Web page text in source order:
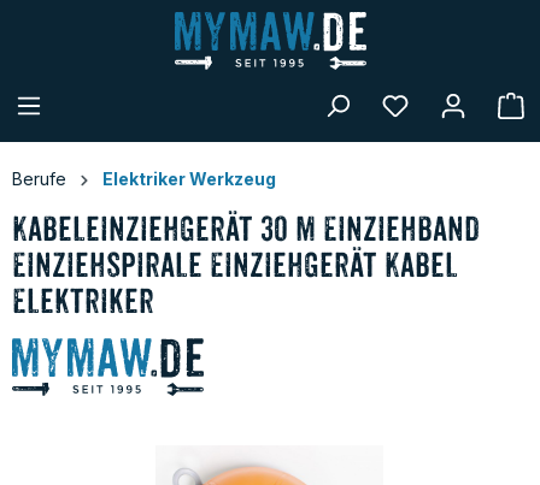
Berufe Elektriker Werkzeug
Kabeleinziehgerät 30 m Einziehband
Einziehspirale Einziehgerät Kabel
Elektriker